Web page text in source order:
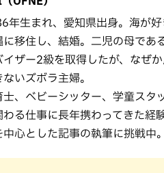
年生まれ、愛知県出身。海が
に移住し、結婚。二児の母であ
イザー2級を取得したが、なぜ
ないズボラ主婦。
士、ベビーシッター、学童スタ
わる仕事に長年携わってきた経
中心とした記事の執筆に挑戦中。